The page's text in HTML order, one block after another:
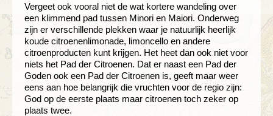
Vergeet ook vooral niet de wat kortere wandeling over
een klimmend pad tussen Minori en Maiori. Onderweg
zijn er verschillende plekken waar je natuurlijk heerlijk
koude citroenenlimonade, limoncello en andere
citroenproducten kunt krijgen. Het heet dan ook niet voor
niets het Pad der Citroenen. Dat er naast een Pad der
Goden ook een Pad der Citroenen is, geeft maar weer
eens aan hoe belangrijk die vruchten voor de regio zijn:
God op de eerste plaats maar citroenen toch zeker op
plaats twee.